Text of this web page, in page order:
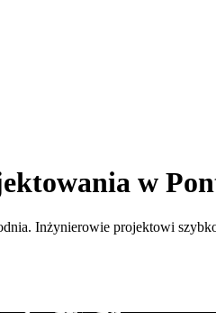
w
Inżynierowie projektowi